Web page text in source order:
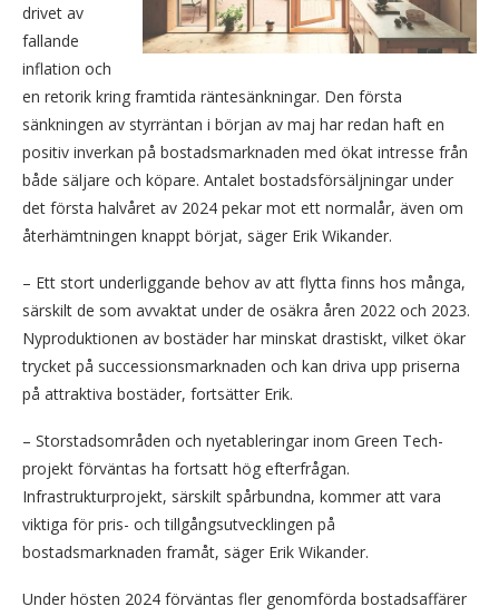
drivet av
fallande
inflation och
en retorik kring framtida räntesänkningar. Den första
sänkningen av styrräntan i början av maj har redan haft en
positiv inverkan på bostadsmarknaden med ökat intresse från
både säljare och köpare. Antalet bostadsförsäljningar under
det första halvåret av 2024 pekar mot ett normalår, även om
återhämtningen knappt börjat, säger Erik Wikander.
– Ett stort underliggande behov av att flytta finns hos många,
särskilt de som avvaktat under de osäkra åren 2022 och 2023.
Nyproduktionen av bostäder har minskat drastiskt, vilket ökar
trycket på successionsmarknaden och kan driva upp priserna
på attraktiva bostäder, fortsätter Erik.
– Storstadsområden och nyetableringar inom Green Tech-
projekt förväntas ha fortsatt hög efterfrågan.
Infrastrukturprojekt, särskilt spårbundna, kommer att vara
viktiga för pris- och tillgångsutvecklingen på
bostadsmarknaden framåt, säger Erik Wikander.
Under hösten 2024 förväntas fler genomförda bostadsaffärer